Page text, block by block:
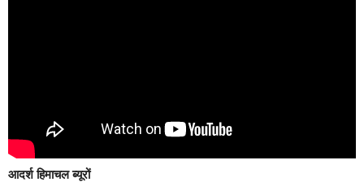
आदर्श हिमाचल ब्यूरों